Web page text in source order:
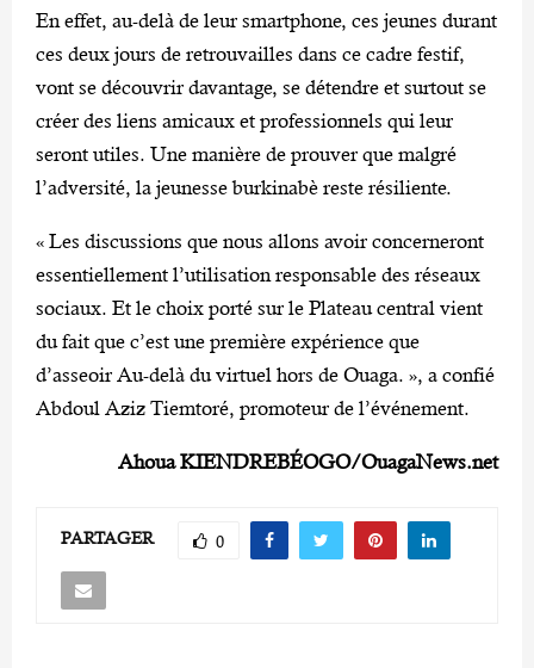
En effet, au-delà de leur smartphone, ces jeunes durant
ces deux jours de retrouvailles dans ce cadre festif,
vont se découvrir davantage, se détendre et surtout se
créer des liens amicaux et professionnels qui leur
seront utiles. Une manière de prouver que malgré
l’adversité, la jeunesse burkinabè reste résiliente.
« Les discussions que nous allons avoir concerneront
essentiellement l’utilisation responsable des réseaux
sociaux. Et le choix porté sur le Plateau central vient
du fait que c’est une première expérience que
d’asseoir Au-delà du virtuel hors de Ouaga. », a confié
Abdoul Aziz Tiemtoré, promoteur de l’événement.
Ahoua KIENDREBÉOGO/OuagaNews.net
PARTAGER 0